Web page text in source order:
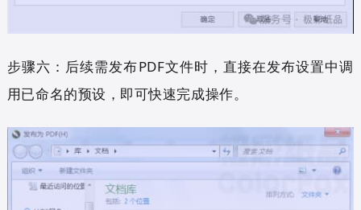
步骤六：后续需发布PDF文件时，直接在发布设置中调
用已命名的预设，即可快速完成操作。